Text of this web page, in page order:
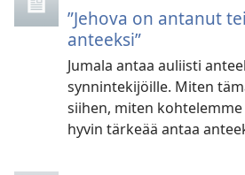
”Jehova on antanut
anteeksi”
Jumala antaa auliisti
synnintekijöille. Miten
siihen, miten
hyvin tärkeää antaa